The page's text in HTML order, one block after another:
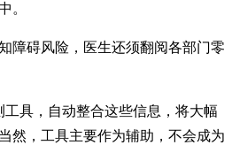
。
障碍风险，医生还须翻阅各部门零
具，自动整合这些信息，将大幅
然，工具主要作为辅助，不会成为